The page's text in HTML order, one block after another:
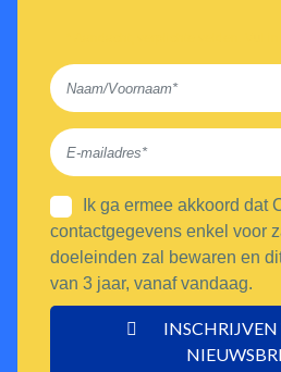
Ik ga ermee akkoord dat
contactgegevens enkel voor
doeleinden zal bewaren en
van 3 jaar, vanaf vandaag.